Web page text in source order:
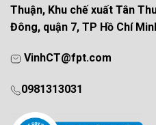
Thuận, Khu chế xuất Tân
Đông, quận 7, TP Hồ Chí
VinhCT@fpt.com
0981313031